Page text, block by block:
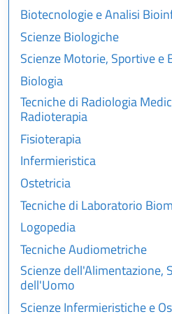
Biotecnologie e Analisi
Scienze Biologiche
Scienze Motorie, Sportive e
Biologia
Tecniche di Radiologia
Radioterapia
Fisioterapia
Infermieristica
Ostetricia
Tecniche di Laboratorio
Logopedia
Tecniche Audiometriche
Scienze dell'Alimentazione,
dell'Uomo
Scienze Infermieristiche e